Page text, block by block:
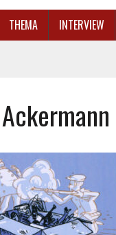
THEMA INTERVIEW